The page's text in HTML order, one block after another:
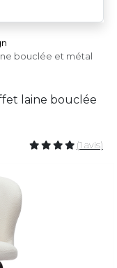
bouclée et métal
laine bouclée
(1 avis)